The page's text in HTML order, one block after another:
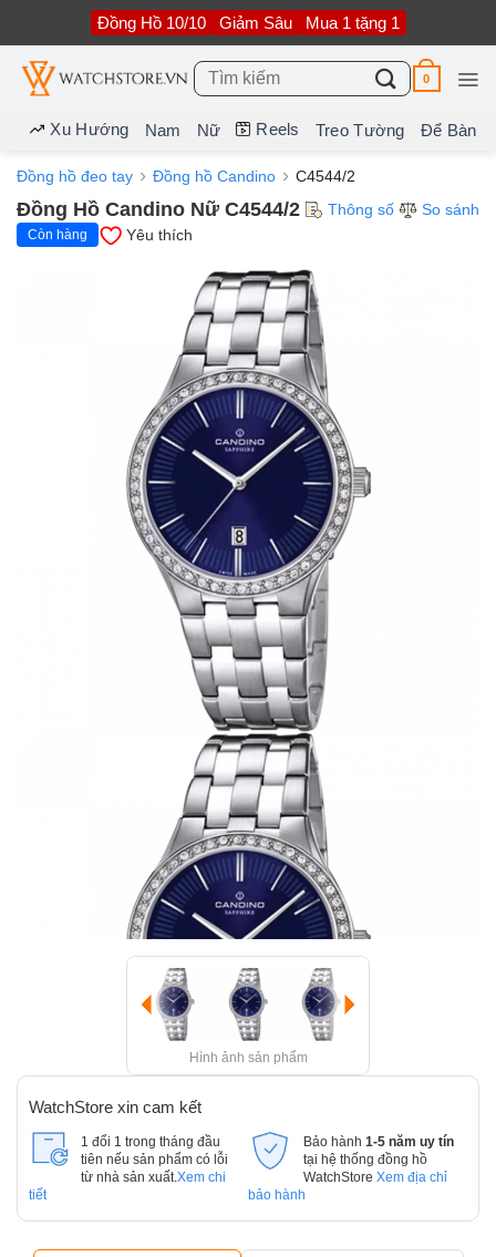
nội
dung
Đồng Hồ 10/10 Giảm Sâu Mua 1 tặng 1
Tìm
kiếm:
0
Xu Hướng Nam Nữ Reels Treo Tường Để Bàn
Đồng hồ đeo tay Đồng hồ Candino C4544/2
Đồng Hồ Candino Nữ C4544/2 Thông số So sánh
Còn hàng Yêu thích
Hình ảnh sản phẩm
WatchStore xin cam kết
1 đổi 1 trong tháng đầu
tiên nếu sản phẩm có lỗi
từ nhà sản xuất. Xem chi
tiết
Bảo hành 1-5 năm uy tín
tại hệ thống đồng hồ
WatchStore Xem địa chỉ
bảo hành